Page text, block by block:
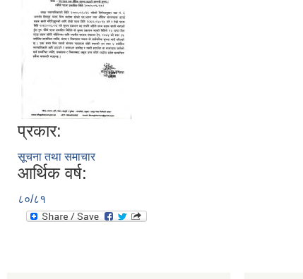
प्रकार:
सूचना तथा समाचार
आर्थिक वर्ष:
८०/८१